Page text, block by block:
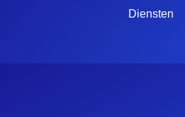
Diensten